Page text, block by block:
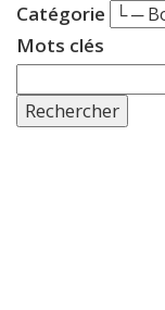
Catégorie
Mots clés
Rechercher